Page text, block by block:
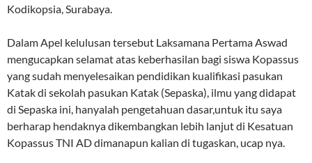
Kodikopsia, Surabaya.
Dalam Apel kelulusan tersebut Laksamana Pertama Aswad
mengucapkan selamat atas keberhasilan bagi siswa Kopassus
yang sudah menyelesaikan pendidikan kualifikasi pasukan
Katak di sekolah pasukan Katak (Sepaska), ilmu yang didapat
di Sepaska ini, hanyalah pengetahuan dasar,untuk itu saya
berharap hendaknya dikembangkan lebih lanjut di Kesatuan
Kopassus TNI AD dimanapun kalian di tugaskan, ucap nya.